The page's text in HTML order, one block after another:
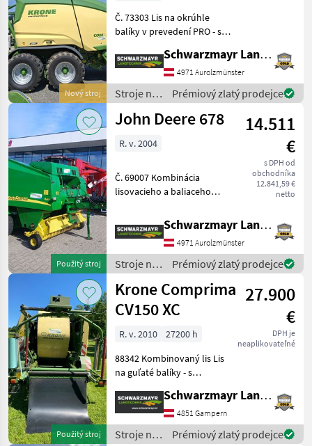
Nový stroj
Č. 73303 Lis na okrúhle
balíky v prevedení PRO - s
balíky do 1, 5 m, - so
zosilneným tyčovým
pásovým elevátorom
Novo-Grip, - s druhým
pohonom
Schwarzmayr Landtechnik GmbH - Aurolzmünster
4971 Aurolzmünster
Stroje na
zber
objemových
Krone
Prémiový zlatý prodejce
Použitý stroj
John Deere 678
14.511
€
s DPH od
obchodníka
12.841,59 €
netto
R. v. 2004
Č. 69007 Kombinácia
lisovacieho a baliaceho
balíkmi - s 346
nezabalenými balíkmi - s
pevnou komorou 125 cm
Schwarzmayr Landtechnik GmbH - Aurolzmünster
4971 Aurolzmünster
Stroje na
zber
objemových
krmív /
John
Deere
Prémiový zlatý prodejce
Použitý stroj
Krone Comprima
CV150 XC
27.900
€
DPH je
neaplikovateľné
R. v. 2010
27200 h
88342 Kombinovaný lis Lis
na guľaté balíky - s
výroby 2010 - s rezacím
mechanizmom s 26 nožmi -
s automatickým mazaním
reťaze - s viazan
Schwarzmayr Landtechnik GmbH - Gampern
4851 Gampern
Stroje na
Prémiový zlatý prodejce